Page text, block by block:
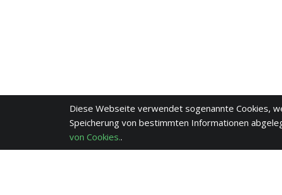
Diese Webseite verwendet sogenannte Cookies,
Speicherung von bestimmten Informationen
von Cookies..